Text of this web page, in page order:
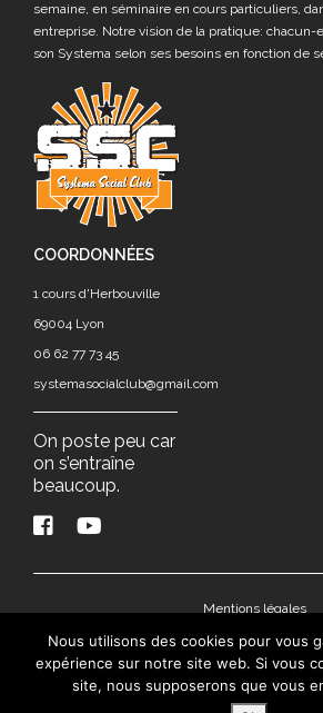
semaine, en séminaire en cours particuliers,
entreprise. Notre vision de la pratique: chacun-
son Systema selon ses besoins en fonction de
COORDONNÉES
1 cours d'Herbouville
69004 Lyon
06 62 77 73 45
systemasocialclub@gmail.com
On poste peu car
on s’entraîne
beaucoup.
Mentions légales
Politique de confidentialité des
© Systema Social Club
Nous utilisons des cookies pour vous
expérience sur notre site web. Si vous
site, nous supposerons que vous